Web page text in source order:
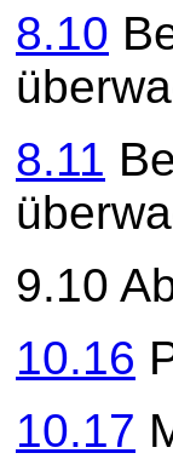
8.10
8.11
9.10
10.16
10.17